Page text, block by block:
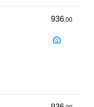
936,00